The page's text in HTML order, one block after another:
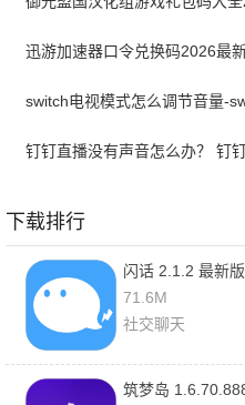
钉钉直播没有声音怎么办？ 钉
下载排行
闪话 2.1.2 最新版
71.6M
社交聊天
筑梦岛